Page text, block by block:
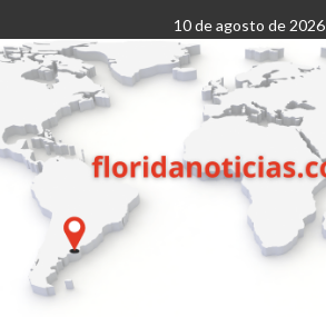
al
contenido
10 de agosto de 2026